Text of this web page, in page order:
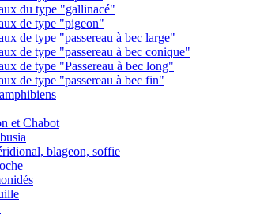
du type "gallinacé"
de type "pigeon"
de type "passereau à bec large"
de type "passereau à bec conique"
de type "Passereau à bec long"
de type "passereau à bec fin"
et Chabot
blageon, soffie